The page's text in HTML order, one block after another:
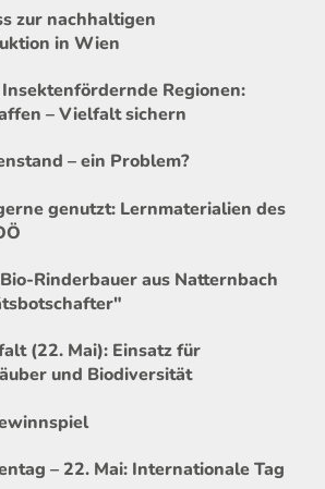
zur nachhaltigen
in Wien
Regionen:
– Vielfalt sichern
– ein Problem?
genutzt: Lernmaterialien des
Rinderbauer aus Natternbach
(22. Mai): Einsatz für
und Biodiversität
– 22. Mai: Internationale Tag